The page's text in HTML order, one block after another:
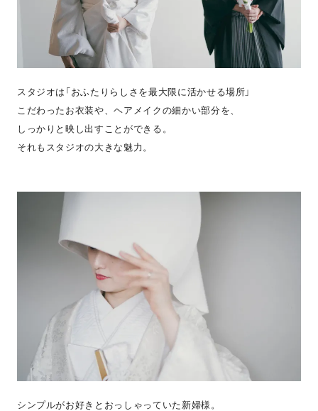
スタジオは「おふたりらしさを最大限に活かせる場所」
こだわったお衣装や、ヘアメイクの細かい部分を、
しっかりと映し出すことができる。
それもスタジオの大きな魅力。
シンプルがお好きとおっしゃっていた新婦様。